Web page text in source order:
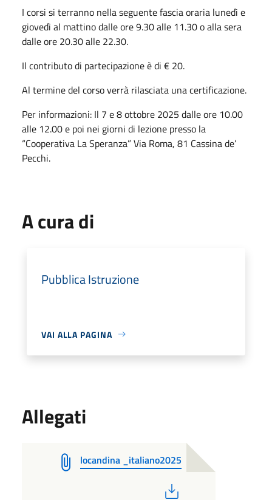
I corsi si terranno nella seguente fascia oraria lunedì e
giovedì al mattino dalle ore 9.30 alle 11.30 o alla sera
dalle ore 20.30 alle 22.30.
Il contributo di partecipazione è di € 20.
Al termine del corso verrà rilasciata una certificazione.
Per informazioni: Il 7 e 8 ottobre 2025 dalle ore 10.00
alle 12.00 e poi nei giorni di lezione presso la
“Cooperativa La Speranza” Via Roma, 81 Cassina de’
Pecchi.
A cura di
Pubblica Istruzione
VAI ALLA PAGINA
Allegati
locandina _italiano2025